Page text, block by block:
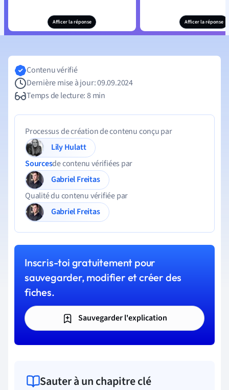
Afficer la réponse Afficer la réponse
Contenu vérifié
Dernière mise à jour: 09.09.2024
Temps de lecture: 8 min
Processus de création de contenu conçu par
Lily Hulatt
Sourcesde contenu vérifiées par
Gabriel Freitas
Qualité du contenu vérifiée par
Gabriel Freitas
Inscris-toi gratuitement pour
sauvegarder, modifier et créer des
fiches.
Sauvegarder l'explication
Sauter à un chapitre clé